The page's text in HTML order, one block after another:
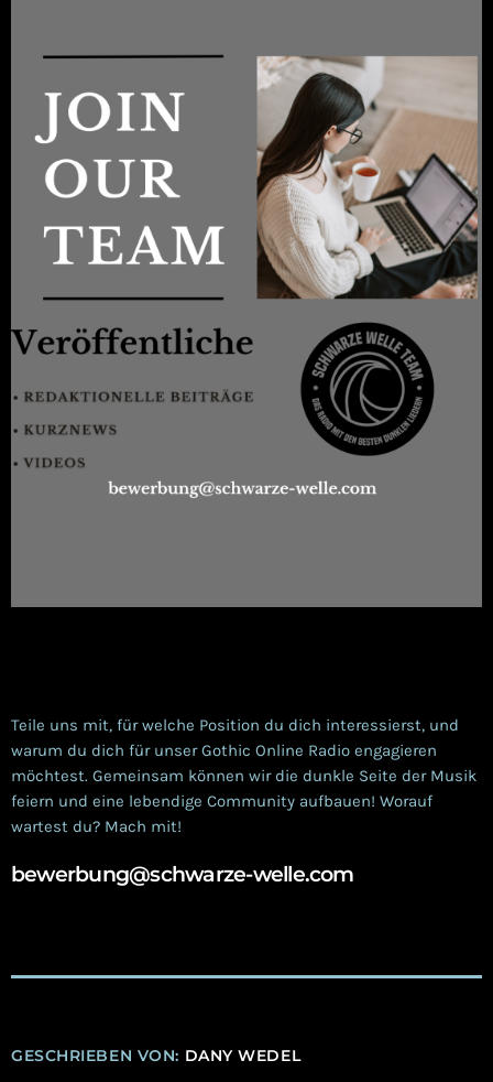
Teile uns mit, für welche Position du dich interessierst, und
warum du dich für unser Gothic Online Radio engagieren
möchtest. Gemeinsam können wir die dunkle Seite der Musik
feiern und eine lebendige Community aufbauen! Worauf
wartest du? Mach mit!
bewerbung@schwarze-welle.com
GESCHRIEBEN VON: DANY WEDEL